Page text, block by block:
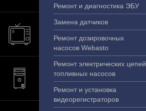
Ремонт и диагностика ЭБУ
Замена датчиков
Ремонт дозировочных
насосов Webasto
Ремонт электрических цепей
топливных насосов
Ремонт и установка
видеорегистраторов